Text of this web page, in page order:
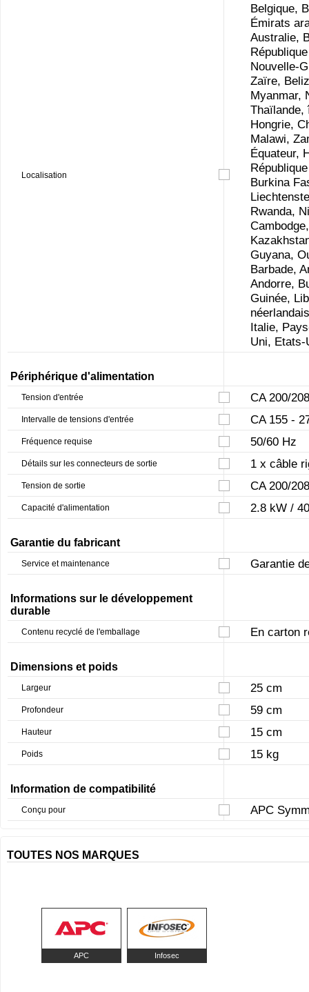
Localisation
Belgique,
Émirats
Australie,
Nouvelle-
Zaïre,
Myanmar,
Thaïlande,
Hongrie,
Malawi,
Équateur,
Burkina
Rwanda,
Guyana,
Barbade,
Andorre,
Guinée,
Italie,
Uni, Etats-
Périphérique d'alimentation
Tension d'entrée CA 200/
Intervalle de tensions d'entrée CA 155 -
Fréquence requise 50/60 Hz
Détails sur les connecteurs de sortie 1 x câble
Tension de sortie CA 200/
Capacité d'alimentation 2.8 kW /
Garantie du fabricant
Service et maintenance Garantie
Informations sur le développement
durable
Contenu recyclé de l'emballage En carton
Dimensions et poids
Largeur 25 cm
Profondeur 59 cm
Hauteur 15 cm
Poids 15 kg
Information de compatibilité
Conçu pour APC
TOUTES NOS MARQUES
APC Infosec